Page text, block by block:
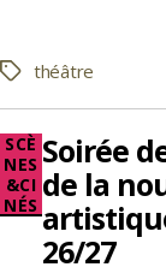
Étiquettes
théâtre
Catégories
SCÈ
NES
&CI
NÉS
Soirée
de la
26/27